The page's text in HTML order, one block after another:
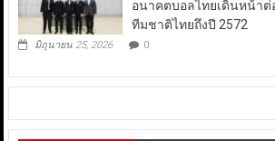
อนาคตบอลไทยเดินหน้า
ทีมชาติไทยถึงปี 2572
มิถุนายน 25, 2026 0